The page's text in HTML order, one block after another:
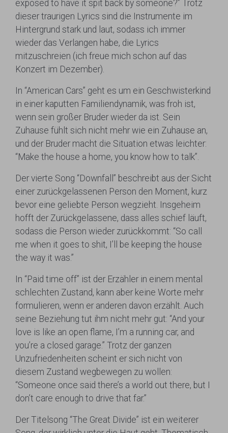
exposed to have it spit back by someone?” Trotz
dieser traurigen Lyrics sind die Instrumente im
Hintergrund stark und laut, sodass ich immer
wieder das Verlangen habe, die Lyrics
mitzuschreien (ich freue mich schon auf das
Konzert im Dezember).
In “American Cars” geht es um ein Geschwisterkind
in einer kaputten Familiendynamik, was froh ist,
wenn sein großer Bruder wieder da ist. Sein
Zuhause fühlt sich nicht mehr wie ein Zuhause an,
und der Bruder macht die Situation etwas leichter:
“Make the house a home, you know how to talk”.
Der vierte Song “Downfall” beschreibt aus der Sicht
einer zurückgelassenen Person den Moment, kurz
bevor eine geliebte Person wegzieht. Insgeheim
hofft der Zurückgelassene, dass alles schief läuft,
sodass die Person wieder zurückkommt: “So call
me when it goes to shit, I’ll be keeping the house
the way it was.”
In “Paid time off” ist der Erzähler in einem mental
schlechten Zustand, kann aber keine Worte mehr
formulieren, wenn er anderen davon erzählt. Auch
seine Beziehung tut ihm nicht mehr gut: “And your
love is like an open flame, I’m a running car, and
you’re a closed garage.” Trotz der ganzen
Unzufriedenheiten scheint er sich nicht von
diesem Zustand wegbewegen zu wollen:
“Someone once said there’s a world out there, but I
don’t care enough to drive that far.”
Der Titelsong “The Great Divide” ist ein weiterer